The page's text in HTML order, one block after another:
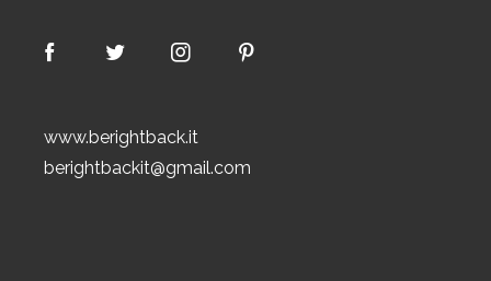
www.berightback.it
berightbackit@gmail.com